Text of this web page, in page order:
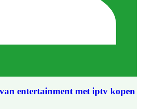
entertainment met iptv kopen